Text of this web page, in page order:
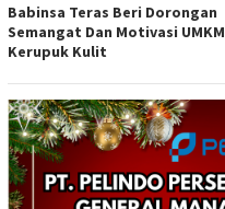
Babinsa Teras Beri Dorongan
Semangat Dan Motivasi UMKM
Kerupuk Kulit